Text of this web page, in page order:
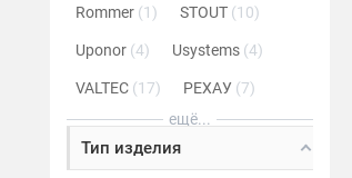
Rommer 1 STOUT 10
Uponor 4 Usystems 4
VALTEC 17 РЕХАУ 7
ещё...
Тип изделия